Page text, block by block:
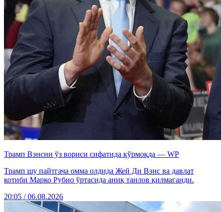
Трамп Вэнсни ўз вориси сифатида кўрмоқда — WP
Трамп шу пайтгача омма олдида Жей Ди Вэнс ва давлат
котиби Марко Рубио ўртасида аниқ танлов қилмаганди.
20:05 / 06.08.2026